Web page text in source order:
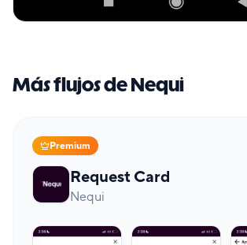
Más flujos de Nequi
Premium
Request Card
Nequi